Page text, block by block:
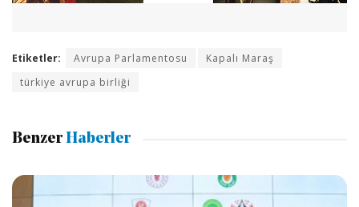
Etiketler: Avrupa Parlamentosu
Kapalı Maraş
türkiye avrupa birliği
Benzer Haberler